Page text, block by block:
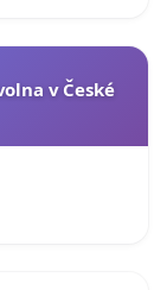
v České